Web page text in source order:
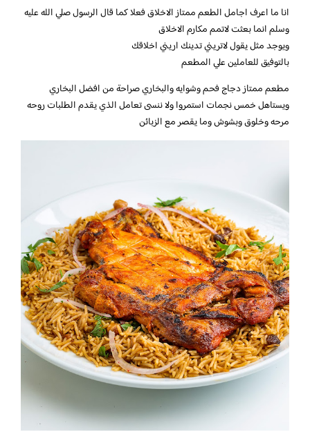
انا ما اعرف اجامل الطعم ممتاز الاخلاق فعلا كما قال الرسول صلي الله عليه
وسلم انما بعثت لاتمم مكارم الاخلاق
ويوجد مثل يقول لاتريني تدينك اريني اخلاقك
بالتوفيق للعاملين علي المطعم
مطعم ممتاز دجاج فحم وشوايه والبخاري صراحة من افضل البخاري
ويستاهل خمس نجمات استمروا ولا ننسى تعامل الذي يقدم الطلبات روحه
مرحه وخلوق وبشوش وما يقصر مع الزبائن